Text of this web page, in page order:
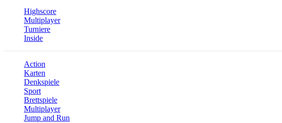
Highscore
Multiplayer
Turniere
Inside
Action
Karten
Denkspiele
Sport
Brettspiele
Multiplayer
Jump and Run